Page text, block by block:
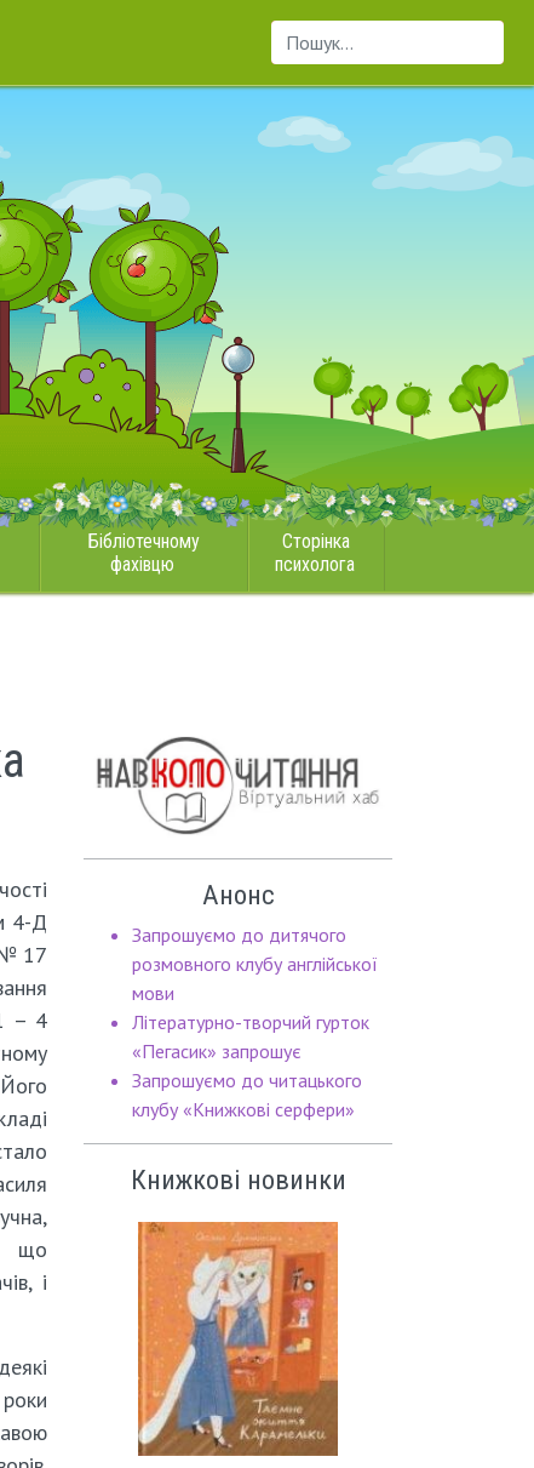
Пошук...
Бібліотечному
фахівцю
Сторінка
психолога
4-Д
№ 17
– 4
що
і
Анонс
Запрошуємо до дитячого
розмовного клубу англійської
мови
Літературно-творчий гурток
«Пегасик» запрошує
Запрошуємо до читацького
клубу «Книжкові серфери»
Книжкові новинки